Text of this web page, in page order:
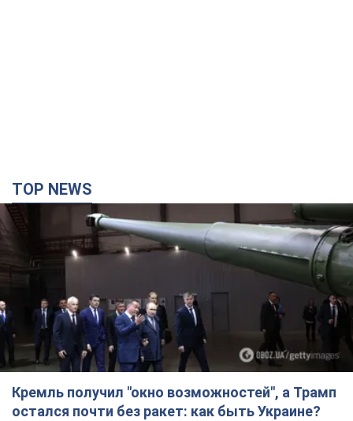
TOP NEWS
Кремль получил "окно возможностей", а Трамп
остался почти без ракет: как быть Украине?